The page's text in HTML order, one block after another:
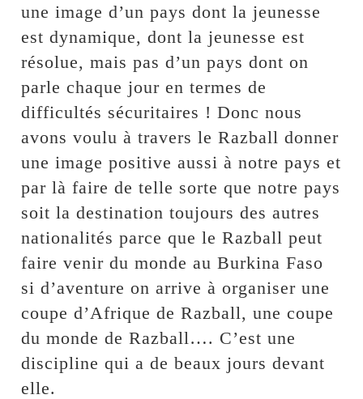
une image d’un pays dont la jeunesse
est dynamique, dont la jeunesse est
résolue, mais pas d’un pays dont on
parle chaque jour en termes de
difficultés sécuritaires ! Donc nous
avons voulu à travers le Razball donner
une image positive aussi à notre pays et
par là faire de telle sorte que notre pays
soit la destination toujours des autres
nationalités parce que le Razball peut
faire venir du monde au Burkina Faso
si d’aventure on arrive à organiser une
coupe d’Afrique de Razball, une coupe
du monde de Razball…. C’est une
discipline qui a de beaux jours devant
elle.